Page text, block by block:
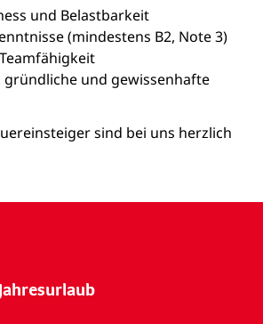
und Belastbarkeit
(mindestens B2, Note 3)
gründliche und gewissenhafte
sind bei uns herzlich